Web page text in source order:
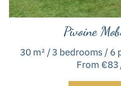
Pivoine
30 m² / 3 bedrooms / 6
From €83